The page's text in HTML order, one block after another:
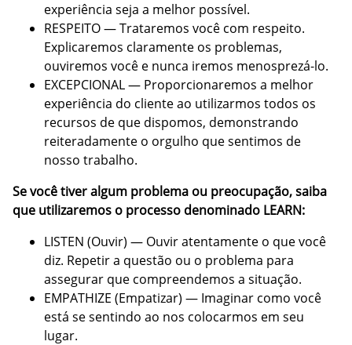
experiência seja a melhor possível.
RESPEITO — Trataremos você com respeito.
Explicaremos claramente os problemas,
ouviremos você e nunca iremos menosprezá-lo.
EXCEPCIONAL — Proporcionaremos a melhor
experiência do cliente ao utilizarmos todos os
recursos de que dispomos, demonstrando
reiteradamente o orgulho que sentimos de
nosso trabalho.
Se você tiver algum problema ou preocupação, saiba
que utilizaremos o processo denominado LEARN:
LISTEN (Ouvir) — Ouvir atentamente o que você
diz. Repetir a questão ou o problema para
assegurar que compreendemos a situação.
EMPATHIZE (Empatizar) — Imaginar como você
está se sentindo ao nos colocarmos em seu
lugar.